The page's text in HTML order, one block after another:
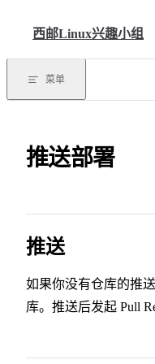
西邮Linux兴趣小组
菜单
推送部署
推送
如果你没有仓库的推
库。推送后发起 Pull